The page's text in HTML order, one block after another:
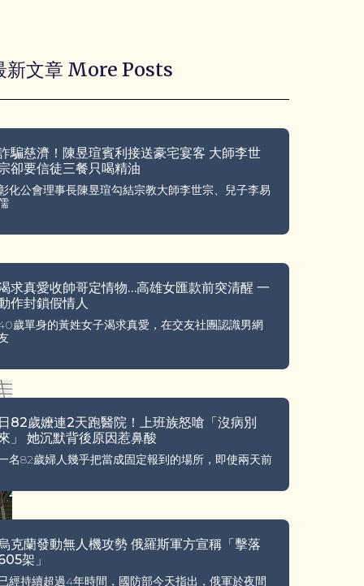
新文章 More Posts
騙慈濟！陳昱瑄賓利接送豪宅宴客 大師李世
卻要信徒三餐只喝精油
化公會理事長陳昱瑄勾結宗教大師李世宗、兒子李易
求真愛收帥哥定情物…高雄女匯款前突清醒 一
作封鎖假情人
歲單身的黃姓女子渴求真愛，在交友社團認識男網
82歲嬤連2天跑醫院！上班族怒嗆「沒病別
」 她沉默背後原因惹鼻酸
名82歲婦人幾乎把當成固定報到的場所，即使兩天前
克蘭發動無人機攻勢 俄羅斯軍方宣稱「擊落
架」
經持續超過4年時間，國防部今天指出，俄軍於夜間